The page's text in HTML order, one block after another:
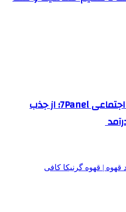
خدمات شبکه‌های اجتماعی 7Panel؛ از جذب
قهوه | قهوه گرنیکا کافی